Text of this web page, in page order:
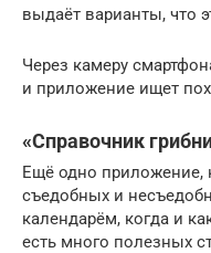
выдаёт варианты, что
Через камеру
и приложение ищет
«Справочник
Ещё одно приложение,
съедобных и
календарём, когда и
есть много полезных